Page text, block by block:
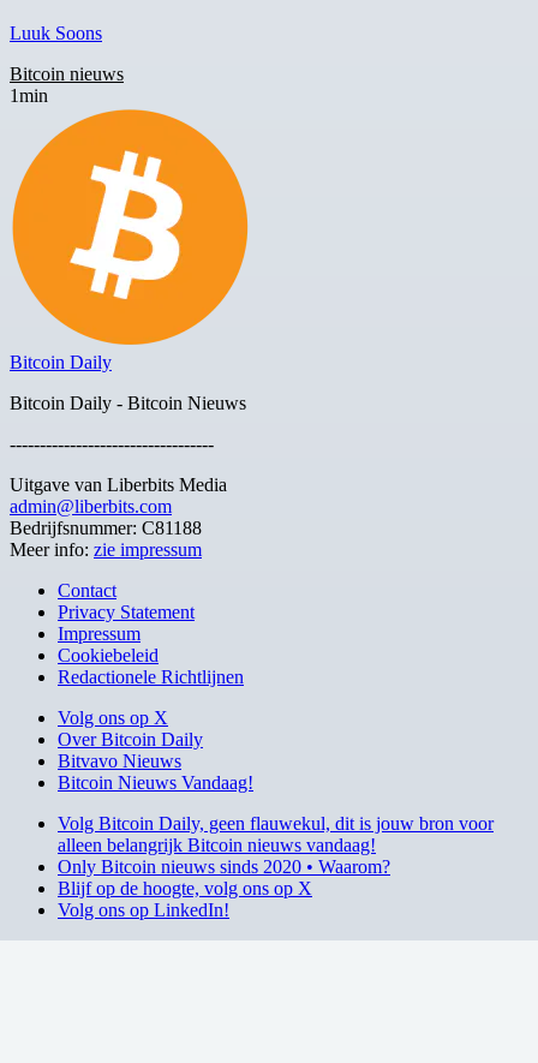
Luuk Soons
Bitcoin nieuws
1min
Bitcoin Daily
Bitcoin Daily - Bitcoin Nieuws
----------------------------------
Uitgave van Liberbits Media
admin@liberbits.com
Bedrijfsnummer: C81188
Meer info: zie impressum
Contact
Privacy Statement
Impressum
Cookiebeleid
Redactionele Richtlijnen
Volg ons op X
Over Bitcoin Daily
Bitvavo Nieuws
Bitcoin Nieuws Vandaag!
Volg Bitcoin Daily, geen flauwekul, dit is jouw bron voor
alleen belangrijk Bitcoin nieuws vandaag!
Only Bitcoin nieuws sinds 2020 • Waarom?
Blijf op de hoogte, volg ons op X
Volg ons op LinkedIn!